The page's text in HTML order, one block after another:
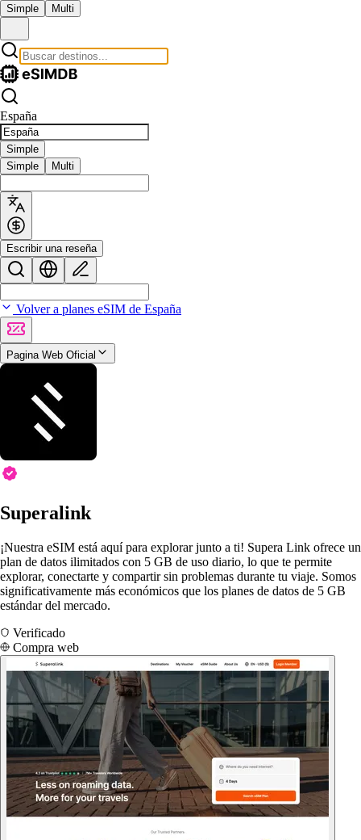
Simple Multi
España
Simple
Simple
Multi
Escribir una reseña
Volver a planes eSIM de España
Pagina Web Oficial
Superalink
¡Nuestra eSIM está aquí para explorar junto a ti! Supera Link ofrece un
plan de datos ilimitados con 5 GB de uso diario, lo que te permite
explorar, conectarte y compartir sin problemas durante tu viaje. Somos
significativamente más económicos que los planes de datos de 5 GB
estándar del mercado.
Verificado
Compra web